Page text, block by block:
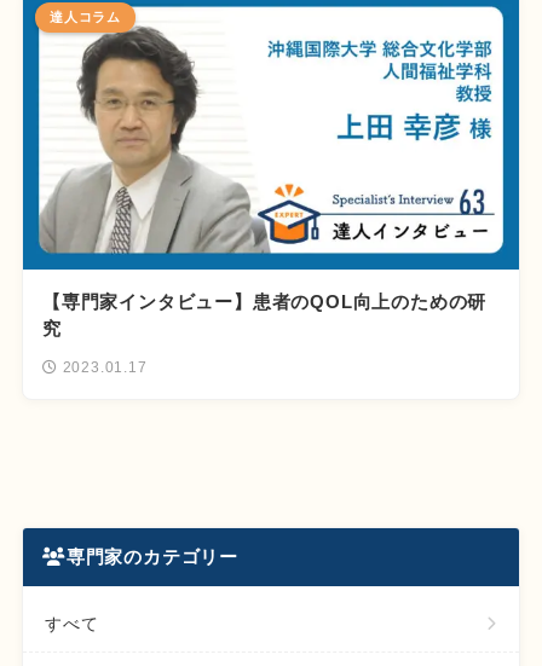
達人コラム
【専門家インタビュー】患者のQOL向上のための研
究
2023.01.17
専門家のカテゴリー
すべて